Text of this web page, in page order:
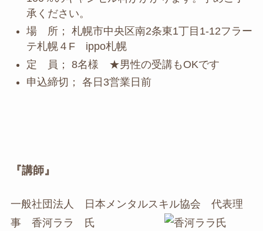
承ください。
場 所； 札幌市中央区南2条東1丁目1-12フラー
テ札幌４F ippo札幌
定 員； 8名様 ★男性の受講もOKです
申込締切； 各日3営業日前
『講師』
一般社団法人 日本メンタルスキル協会 代表理
事 香河ララ 氏